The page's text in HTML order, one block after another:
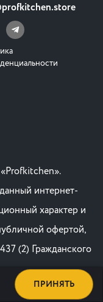
интернет-
характер и
офертой,
(2) Гражданского
ПРИНЯТЬ